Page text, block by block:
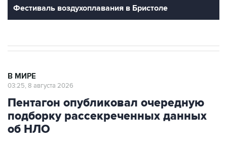
Фестиваль воздухоплавания в Бристоле
В МИРЕ
03:25, 8 августа 2026
Пентагон опубликовал очередную
подборку рассекреченных данных
об НЛО